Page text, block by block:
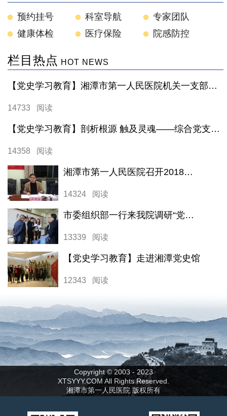
预约挂号 科室导航
专家团队
健康体检
医疗保险 院感防控
栏目热点 HOT NEWS
【党史学习教育】湘潭市第一人民医院机关一支部专题党史学习教育系列——走进湘潭党史馆
14733 阅读
【党史学习教育】剖析根源 触及灵魂——综合党支部2020年度组织生活会成功召开
14358 阅读
湘潭市第一人民医院召开2018年度民主生活会
14324 阅读
市委组织部一行来我院调研“党建领航工程”落实情况
13339 阅读
【党史学习教育】走进湘潭党史馆
12343 阅读
Copyright © 2003 - 2023
XTSYYY.COM All Rights Reserved.
湘潭市第一人民医院 版权所有